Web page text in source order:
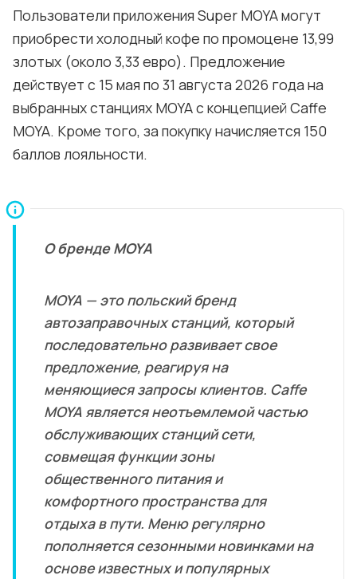
Пользователи приложения Super MOYA могут
приобрести холодный кофе по промоцене 13,99
злотых (около 3,33 евро). Предложение
действует с 15 мая по 31 августа 2026 года на
выбранных станциях MOYA с концепцией Caffe
MOYA. Кроме того, за покупку начисляется 150
баллов лояльности.
О бренде MOYA
MOYA — это польский бренд
автозаправочных станций, который
последовательно развивает свое
предложение, реагируя на
меняющиеся запросы клиентов. Caffe
MOYA является неотъемлемой частью
обслуживающих станций сети,
совмещая функции зоны
общественного питания и
комфортного пространства для
отдыха в пути. Меню регулярно
пополняется сезонными новинками на
основе известных и популярных